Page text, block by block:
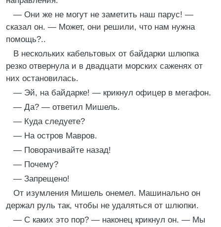
— Они же не могут не заметить наш парус! —
сказал он. — Может, они решили, что нам нужна
помощь?..
В нескольких кабельтовых от байдарки шлюпка
резко отвернула и в двадцати морских саженях от
них остановилась.
— Эй, на байдарке! — крикнул офицер в мегафон.
— Да? — ответил Мишель.
— Куда следуете?
— На остров Мавров.
— Поворачивайте назад!
— Почему?
— Запрещено!
От изумления Мишель онемел. Машинально он
держал руль так, чтобы не удаляться от шлюпки.
— С каких это пор? — наконец крикнул он. — Мы